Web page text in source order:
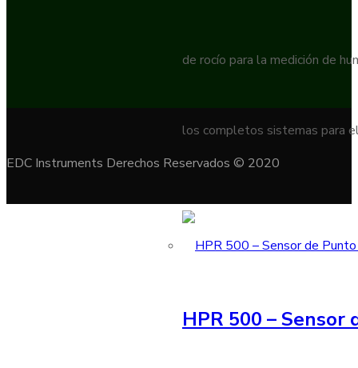
de rocío para la medición de
los completos sistemas para
HPR 500 –
EDC Instruments Derechos Reservados © 2020